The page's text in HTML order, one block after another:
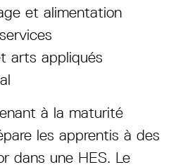
et alimentation
arts appliqués
à la maturité
les apprentis à des
dans une HES. Le